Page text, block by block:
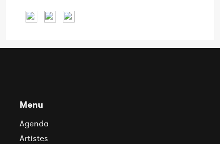
Menu
Agenda
Artistes